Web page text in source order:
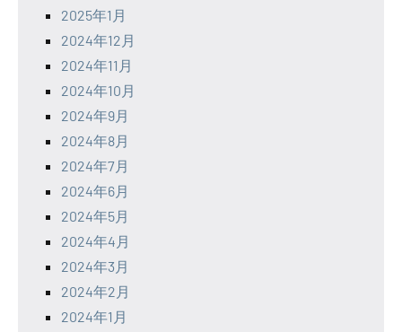
2025年1月
2024年12月
2024年11月
2024年10月
2024年9月
2024年8月
2024年7月
2024年6月
2024年5月
2024年4月
2024年3月
2024年2月
2024年1月